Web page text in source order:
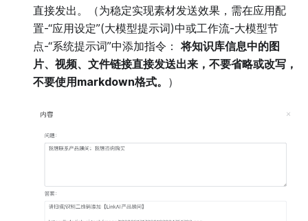
直接发出。（为稳定实现素材发送效果，需在应用配
置-“应用设定”(大模型提示词)中或工作流-大模型节
点-“系统提示词”中添加指令：将知识库信息中的图
片、视频、文件链接直接发送出来，不要省略或改写，
不要使用markdown格式。 ）